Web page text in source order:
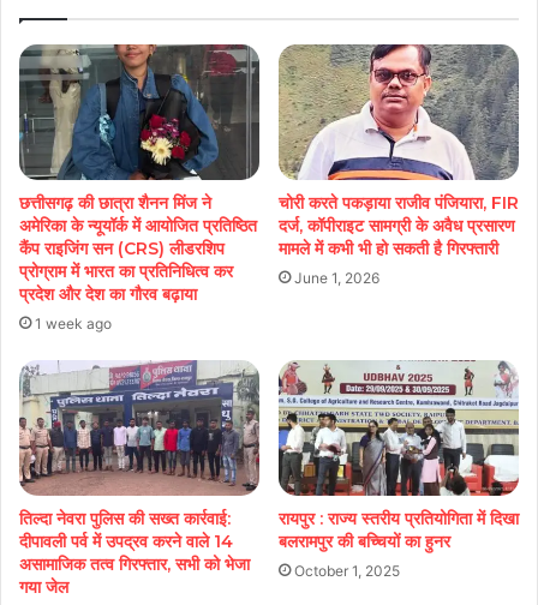
छत्तीसगढ़ की छात्रा शैनन मिंज ने
अमेरिका के न्यूयॉर्क में आयोजित प्रतिष्ठित
कैंप राइजिंग सन (CRS) लीडरशिप
प्रोग्राम में भारत का प्रतिनिधित्व कर
प्रदेश और देश का गौरव बढ़ाया
1 week ago
चोरी करते पकड़ाया राजीव पंजियारा, FIR
दर्ज, कॉपीराइट सामग्री के अवैध प्रसारण
मामले में कभी भी हो सकती है गिरफ्तारी
June 1, 2026
तिल्दा नेवरा पुलिस की सख्त कार्रवाई:
दीपावली पर्व में उपद्रव करने वाले 14
असामाजिक तत्व गिरफ्तार, सभी को भेजा
गया जेल
रायपुर : राज्य स्तरीय प्रतियोगिता में दिखा
बलरामपुर की बच्चियों का हुनर
October 1, 2025